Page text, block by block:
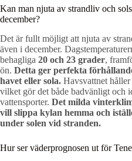
Kan man njuta av strandliv och
december?
Det är fullt möjligt att njuta av
även i december.
behagliga 20 och 23 grader,
ön. Detta ger perfekta
havet eller sola. Havsvattnet
vilket gör det både badvänligt och
vattensporter. Det milda
vill slippa kylan hemma och
under solen vid stranden.
Hur ser väderprognosen ut för